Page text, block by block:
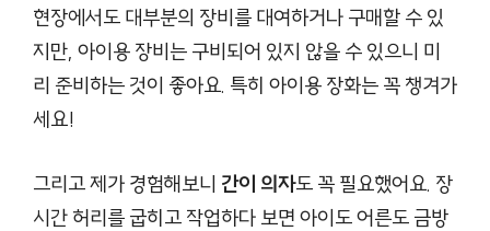
현장에서도 대부분의 장비를 대여하거나 구매할 수 있
지만, 아이용 장비는 구비되어 있지 않을 수 있으니 미
리 준비하는 것이 좋아요. 특히 아이용 장화는 꼭 챙겨가
세요!
그리고 제가 경험해보니 간이 의자도 꼭 필요했어요. 장
시간 허리를 굽히고 작업하다 보면 아이도 어른도 금방